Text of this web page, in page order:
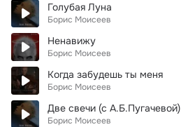
Голубая Луна
Борис Моисеев
Ненавижу
Борис Моисеев
Когда забудешь ты меня
Борис Моисеев
Две свечи (с А.Б.Пугачевой)
Борис Моисеев